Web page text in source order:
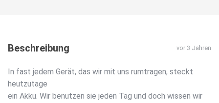
Beschreibung vor 3 Jahren
In fast jedem Gerät, das wir mit uns rumtragen, steckt
heutzutage
ein Akku. Wir benutzen sie jeden Tag und doch wissen wir